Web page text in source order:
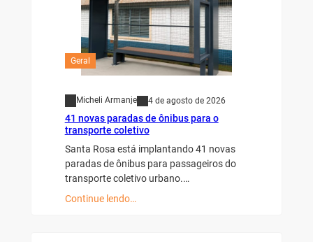
Geral
Micheli Armanje 4 de agosto de 2026
41 novas paradas de ônibus para o
transporte coletivo
Santa Rosa está implantando 41 novas
paradas de ônibus para passageiros do
transporte coletivo urbano.…
Continue lendo…